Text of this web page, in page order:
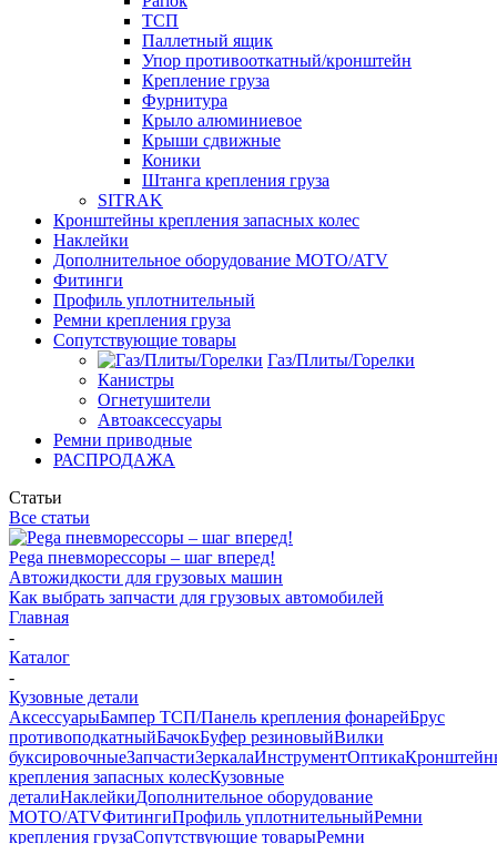
ТСП
Паллетный ящик
Упор противооткатный/кронштейн
Крепление груза
Фурнитура
Крыло алюминиевое
Крыши сдвижные
Коники
Штанга крепления груза
SITRAK
Кронштейны крепления запасных колес
Наклейки
Дополнительное оборудование MOTO/ATV
Фитинги
Профиль уплотнительный
Ремни крепления груза
Сопутствующие товары
Газ/Плиты/Горелки
Канистры
Огнетушители
Автоаксессуары
Ремни приводные
РАСПРОДАЖА
Статьи
Все статьи
Pega пневморессоры – шаг вперед!
Автожидкости для грузовых машин
Как выбрать запчасти для грузовых автомобилей
Главная
-
Каталог
-
Кузовные детали
АксессуарыБампер ТСП/Панель крепления фонарейБрус
противоподкатныйБачокБуфер резиновыйВилки
буксировочныеЗапчастиЗеркалаИнструментОптика
крепления запасных колесКузовные
деталиНаклейкиДополнительное оборудование
MOTO/ATVФитингиПрофиль уплотнительныйРемни
крепления грузаСопутствующие товарыРемни